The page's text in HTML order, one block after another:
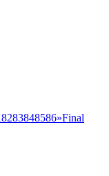
8283848586»Final